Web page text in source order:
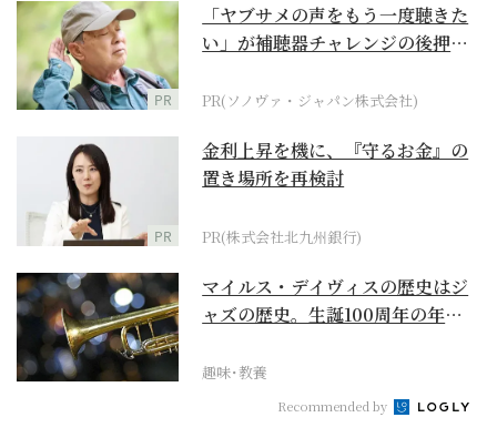
PR
「ヤブサメの声をもう一度聴きた
い」が補聴器チャレンジの後押し
PR(ソノヴァ・ジャパン株式会社)
PR
金利上昇を機に、『守るお金』の
置き場所を再検討
PR(株式会社北九州銀行)
マイルス・デイヴィスの歴史はジ
ャズの歴史。生誕100周年の年に
趣味･教養
Recommended by